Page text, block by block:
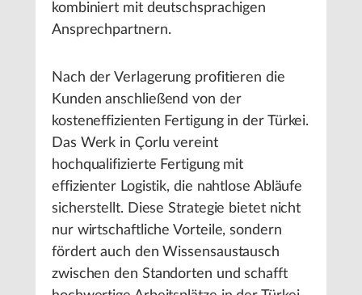
kombiniert mit deutschsprachigen
Ansprechpartnern.
Nach der Verlagerung profitieren die
Kunden anschließend von der
kosteneffizienten Fertigung in der Türkei.
Das Werk in Çorlu vereint
hochqualifizierte Fertigung mit
effizienter Logistik, die nahtlose Abläufe
sicherstellt. Diese Strategie bietet nicht
nur wirtschaftliche Vorteile, sondern
fördert auch den Wissensaustausch
zwischen den Standorten und schafft